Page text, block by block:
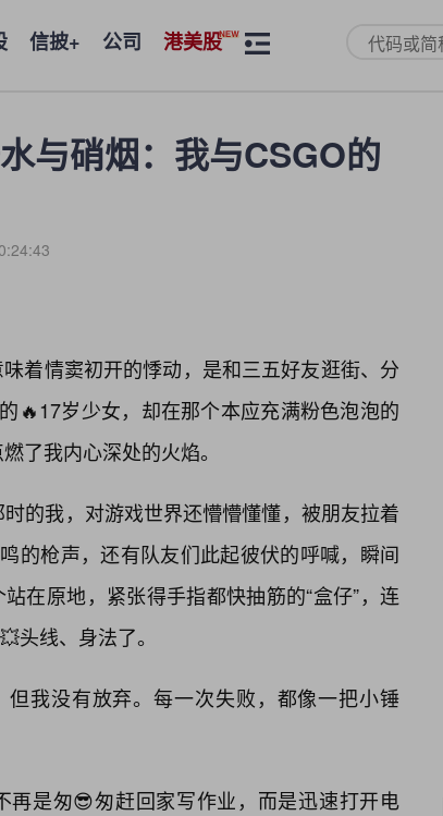
信披+ 公司 港美股
与硝烟：我与CSGO的
着情窦初开的悸动，是和三五好友逛街、分
🔥17岁少女，却在那个本应充满粉色泡泡的
了我内心深处的火焰。
的我，对游戏世界还懵懵懂懂，被朋友拉着
的枪声，还有队友们此起彼伏的呼喊，瞬间
在原地，紧张得手指都快抽筋的“盒仔”，连
头线、身法了。
但我没有放弃。每一次失败，都像一把小锤
再是匆😎匆赶回家写作业，而是迅速打开电